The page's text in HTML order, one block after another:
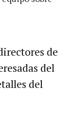
de
del
del